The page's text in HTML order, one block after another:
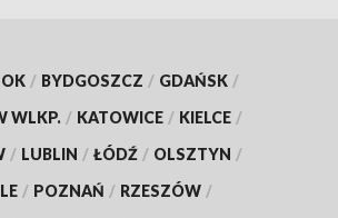
/ BYDGOSZCZ / GDAŃSK /
WLKP. / KATOWICE / KIELCE /
/ LUBLIN / ŁÓDŹ / OLSZTYN /
/ POZNAŃ / RZESZÓW /